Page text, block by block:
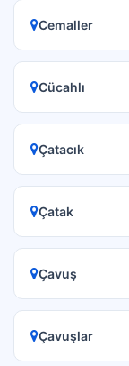
Cemaller
Cücahlı
Çatacık
Çatak
Çavuş
Çavuşlar